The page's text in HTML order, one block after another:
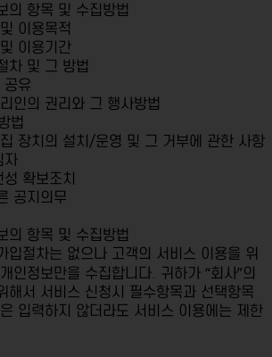
의 항목 및 수집방법
이용목적
이용기간
차 및 그 방법
유
인의 권리와 그 행사방법
법
장치의 설치/운영 및 그 거부에 관한 사항
자
확보조치
공지의무
의 항목 및 수집방법
입절차는 없으나 고객의 서비스 이용을 위
인정보만을 수집합니다. 귀하가 “회사”의
해서 서비스 신청시 필수항목과 선택항목
입력하지 않더라도 서비스 이용에는 제한